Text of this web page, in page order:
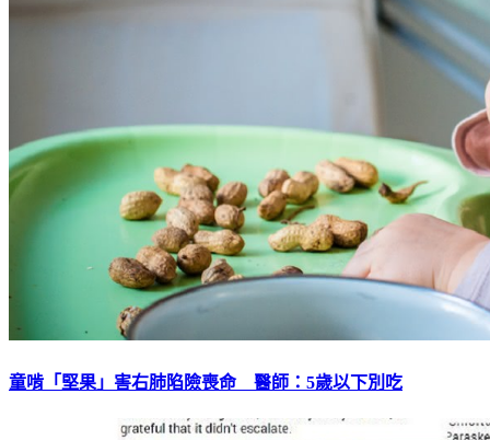
童啃「堅果」害右肺陷險喪命 醫師：5歲以下別吃